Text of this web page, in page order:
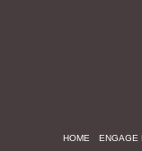
HOME ENGAGE